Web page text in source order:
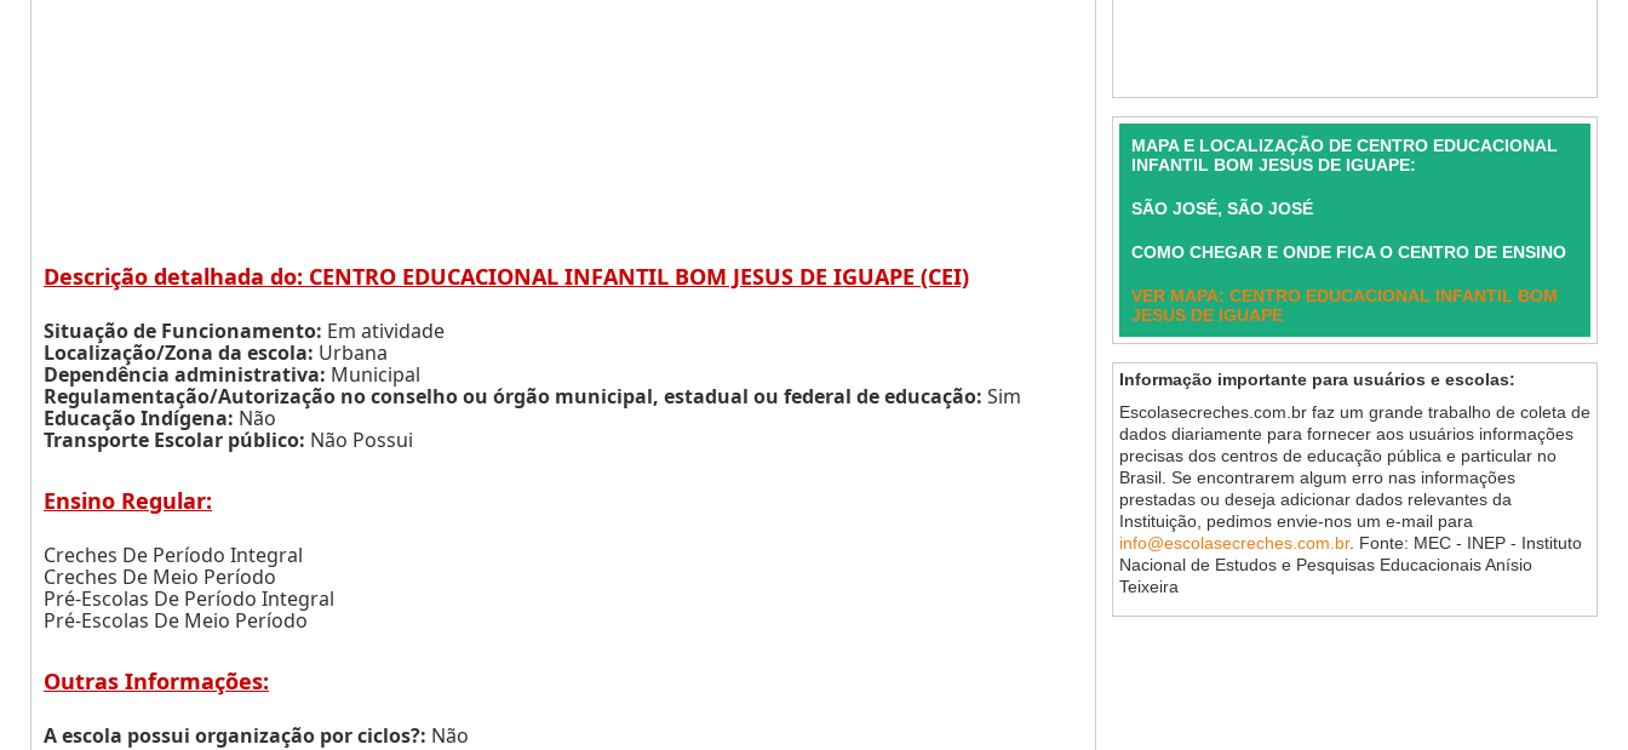
Descrição detalhada do: CENTRO EDUCACIONAL INFANTIL BOM JESUS DE IGUAPE (CEI)
Situação de Funcionamento: Em atividade
Localização/Zona da escola: Urbana
Dependência administrativa: Municipal
Regulamentação/Autorização no conselho ou órgão municipal, estadual ou federal de educação: Sim
Educação Indígena: Não
Transporte Escolar público: Não Possui
Ensino Regular:
Creches De Período Integral
Creches De Meio Período
Pré-Escolas De Período Integral
Pré-Escolas De Meio Período
Outras Informações:
A escola possui organização por ciclos?: Não
MAPA E LOCALIZAÇÃO DE CENTRO EDUCACIONAL
INFANTIL BOM JESUS DE IGUAPE:
SÃO JOSÉ, SÃO JOSÉ
COMO CHEGAR E ONDE FICA O CENTRO DE ENSINO
VER MAPA: CENTRO EDUCACIONAL INFANTIL BOM
JESUS DE IGUAPE
Informação importante para usuários e escolas:
Escolasecreches.com.br faz um grande trabalho de coleta de
dados diariamente para fornecer aos usuários informações
precisas dos centros de educação pública e particular no
Brasil. Se encontrarem algum erro nas informações
prestadas ou deseja adicionar dados relevantes da
Instituição, pedimos envie-nos um e-mail para
info@escolasecreches.com.br. Fonte: MEC - INEP - Instituto
Nacional de Estudos e Pesquisas Educacionais Anísio
Teixeira